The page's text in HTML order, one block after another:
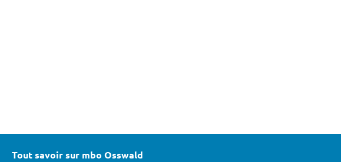
Tout savoir sur mbo Osswald